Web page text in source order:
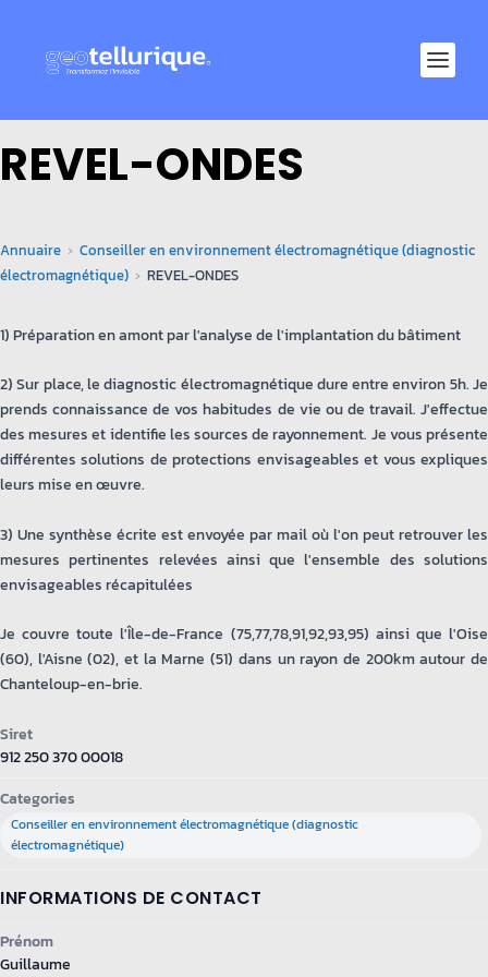
REVEL-ONDES
Annuaire
Conseiller en environnement électromagnétique (diagnostic
électromagnétique)
REVEL-ONDES
1) Préparation en amont par l'analyse de l'implantation du bâtiment
2) Sur place, le diagnostic électromagnétique dure entre environ 5h. Je
prends connaissance de vos habitudes de vie ou de travail. J'effectue
des mesures et identifie les sources de rayonnement. Je vous présente
différentes solutions de protections envisageables et vous expliques
leurs mise en œuvre.
3) Une synthèse écrite est envoyée par mail où l'on peut retrouver les
mesures pertinentes relevées ainsi que l'ensemble des solutions
envisageables récapitulées
Je couvre toute l'Île-de-France (75,77,78,91,92,93,95) ainsi que l'Oise
(60), l'Aisne (02), et la Marne (51) dans un rayon de 200km autour de
Chanteloup-en-brie.
Siret
912 250 370 00018
Categories
Conseiller en environnement électromagnétique (diagnostic
électromagnétique)
INFORMATIONS DE CONTACT
Prénom
Guillaume